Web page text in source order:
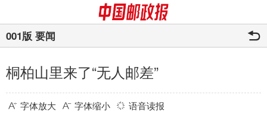
001版 要闻
桐柏山里来了“无人邮差”
字体放大 字体缩小 语音读报